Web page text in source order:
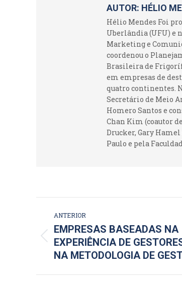
AUTOR: HÉLIO
Hélio Mendes Foi
Uberlândia (UFU) e
Marketing e
coordenou o
Brasileira de
em empresas de
quatro continentes.
Secretário de Meio
Homero Santos e
Chan Kim (coautor
Drucker, Gary
Paulo e pela
DE
POST:
ANTERIOR
Post
anterior:
EMPRESAS BASEADAS NA
EXPERIÊNCIA DE
NA METODOLOGIA DE